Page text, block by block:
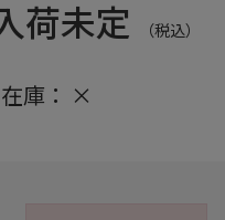
荷未定 （税込）
在庫： ×